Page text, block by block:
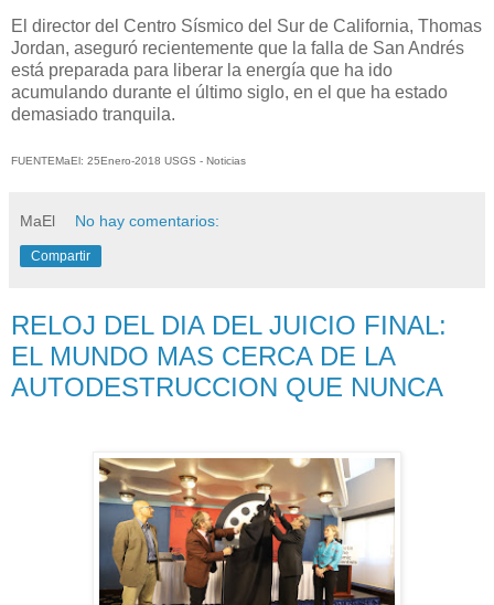
El director del Centro Sísmico del Sur de California, Thomas
Jordan, aseguró recientemente que la falla de San Andrés
está preparada para liberar la energía que ha ido
acumulando durante el último siglo, en el que ha estado
demasiado tranquila.
FUENTEMaEl: 25Enero-2018 USGS - Noticias
MaEl No hay comentarios:
Compartir
RELOJ DEL DIA DEL JUICIO FINAL:
EL MUNDO MAS CERCA DE LA
AUTODESTRUCCION QUE NUNCA